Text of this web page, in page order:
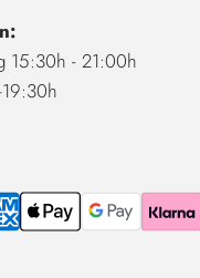
15:30h - 21:00h